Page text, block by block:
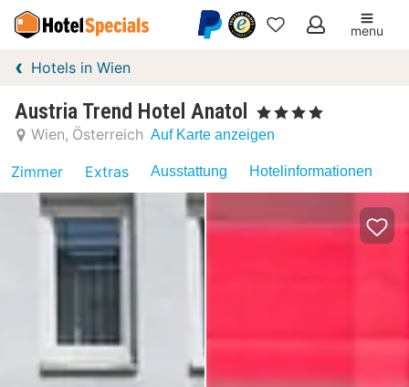
Meine
menu
Hotels in Wien
Austria Trend Hotel Anatol , 4 Sterne
Wien Österreich Auf Karte anzeigen
Zimmer Extras Ausstattung Hotelinformationen